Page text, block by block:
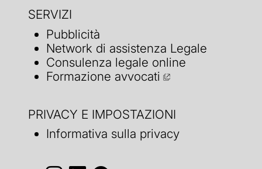
SERVIZI
Pubblicità
Network di assistenza Legale
Consulenza legale online
Formazione avvocati
PRIVACY E IMPOSTAZIONI
Informativa sulla privacy